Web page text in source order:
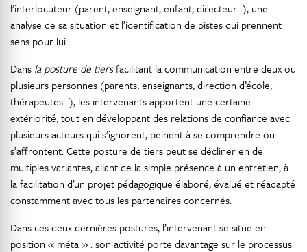
l’interlocuteur (parent, enseignant, enfant, directeur…), une
analyse de sa situation et l’identification de pistes qui prennent
sens pour lui.
Dans la posture de tiersfacilitant la communication entre deux ou
plusieurs personnes (parents, enseignants, direction d’école,
thérapeutes…), les intervenants apportent une certaine
extériorité, tout en développant des relations de confiance avec
plusieurs acteurs qui s’ignorent, peinent à se comprendre ou
s’affrontent. Cette posture de tiers peut se décliner en de
multiples variantes, allant de la simple présence à un entretien, à
la facilitation d’un projet pédagogique élaboré, évalué et réadapté
constamment avec tous les partenaires concernés.
Dans ces deux dernières postures, l’intervenant se situe en
position « méta » : son activité porte davantage sur le processus